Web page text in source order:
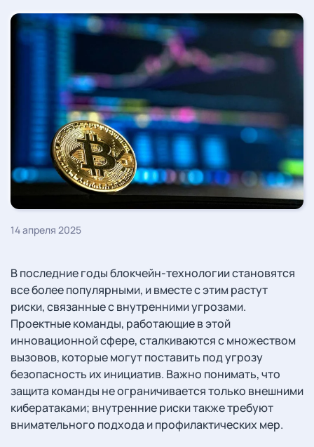
14 апреля 2025
В последние годы блокчейн-технологии становятся
все более популярными, и вместе с этим растут
риски, связанные с внутренними угрозами.
Проектные команды, работающие в этой
инновационной сфере, сталкиваются с множеством
вызовов, которые могут поставить под угрозу
безопасность их инициатив. Важно понимать, что
защита команды не ограничивается только внешними
кибератаками; внутренние риски также требуют
внимательного подхода и профилактических мер.